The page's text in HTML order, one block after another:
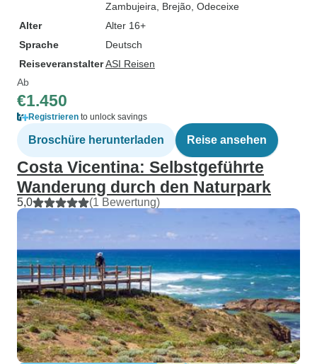
Zambujeira , Brejão , Odeceixe
Alter
Alter 16+
Sprache
Deutsch
ReiseveranstalterASI Reisen
Ab
€1.450
Registrieren to unlock savings
Broschüre herunterladen Reise ansehen
Costa Vicentina: Selbstgeführte
Wanderung durch den Naturpark
5,0 (1 Bewertung)